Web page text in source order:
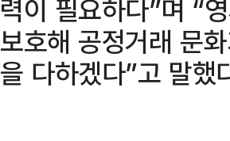
력이 필요하다”며 “
보호해 공정거래 문
을 다하겠다”고 말했